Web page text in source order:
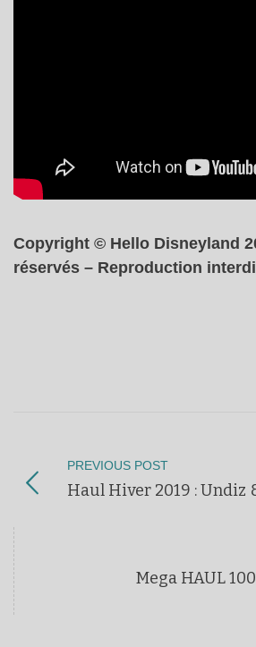
Copyright © Hello Disneyland
réservés – Reproduction
PREVIOUS POST
Haul Hiver 2019 : Undiz
Mega HAUL